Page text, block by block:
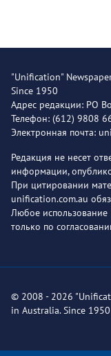
"Unification"
Since 1950
Адрес редакции: PO
Телефон: (612) 9808
Электронная почта:
Редакция не несет
информации,
При цитировании
unification.com.au
Любое
только по
© 2008 - 2026
in Australia. Since 1950